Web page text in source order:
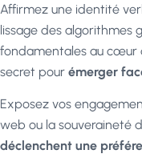
Affirmez une identité
lissage des algorithmes
fondamentales au cœur
secret pour émerger
Exposez vos
web ou la souveraineté
déclenchent une